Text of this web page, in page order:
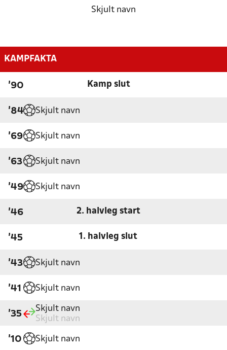
Skjult navn
KAMPFAKTA
'90 Kamp slut
'84 Skjult navn
'69 Skjult navn
'63 Skjult navn
'49 Skjult navn
'46 2. halvleg start
'45 1. halvleg slut
'43 Skjult navn
'41 Skjult navn
'35
Skjult navn
Skjult navn
'10 Skjult navn